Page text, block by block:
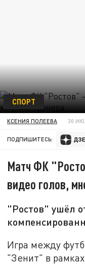
СПОРТ
КСЕНИЯ ПОЛЕЕВА 30
ПОДПИШИТЕСЬ:
Матч ФК
видео голов,
"Ростов" ушёл
Игра между
"Зенит" в